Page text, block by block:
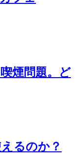
煙問題。ど
るのか？